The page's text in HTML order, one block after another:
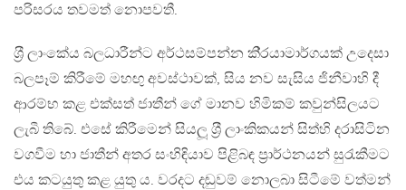
පරිසරය තවමත් නොපවතී.
ශ‍්‍රී ලාංකේය බලධාරීන්ට අර්ථසම්පන්න කි‍්‍රයාමාර්ගයක් උදෙසා
බලපෑම් කිරීමේ මහඟු අවස්ථාවක්, සිය නව සැසිය ජිනීවාහි දී
ආරම්භ කළ එක්සත් ජාතීන් ගේ මානව හිමිකම් කවුන්සිලයට
ලැබී තිබේ. එසේ කිරීමෙන් සියලූ ශ‍්‍රී ලාංකිකයන් සිත්හි දරාසිටින
වගවීම හා ජාතීන් අතර සංහිඳියාව පිළිබඳ ප‍්‍රාර්ථනයන් සුරැකීමට
එය කටයුතු කළ යුතු ය. වරදට දඬුවම් නොලබා සිටීමේ වත්මන්